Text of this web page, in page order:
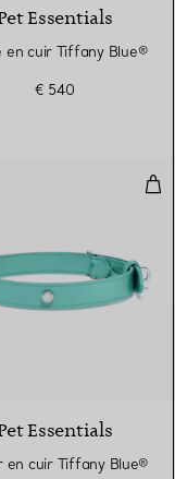
Essentials
en cuir Tiffany Blue®
€ 540
Tiffany Blue®
Essentials
en cuir Tiffany Blue®